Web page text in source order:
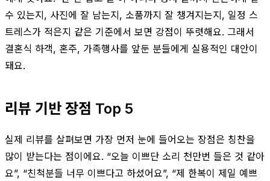
수 있는지, 사진에 잘 남는지, 소품까지 잘 챙겨지는지, 일정 스
트레스가 적은지 같은 기준에서 보면 강점이 뚜렷해요. 그래서
결혼식 하객, 혼주, 가족행사를 앞둔 분들에게 실용적인 대안이
돼요.
리뷰 기반 장점 Top 5
실제 리뷰를 살펴보면 가장 먼저 눈에 들어오는 장점은 칭찬을
많이 받는다는 점이에요. “오늘 이쁘단 소리 천만번 들은 것 같아
요”, “친척분들 너무 이쁘다고 하셨어요”, “제 한복이 제일 예쁘